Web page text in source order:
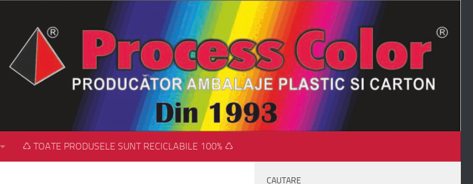
♺ TOATE PRODUSELE SUNT RECICLABILE 100% ♺
CAUTARE